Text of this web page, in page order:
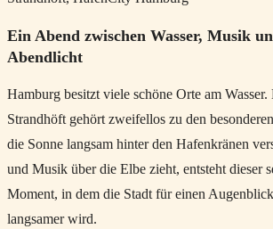
Ein Abend zwischen Wasser, Musik
Abendlicht
Hamburg besitzt viele schöne Orte am Wasser.
Strandhöft gehört zweifellos zu den
die Sonne langsam hinter den Hafenkränen
und Musik über die Elbe zieht, entsteht dieser
Moment, in dem die Stadt für einen
langsamer wird.